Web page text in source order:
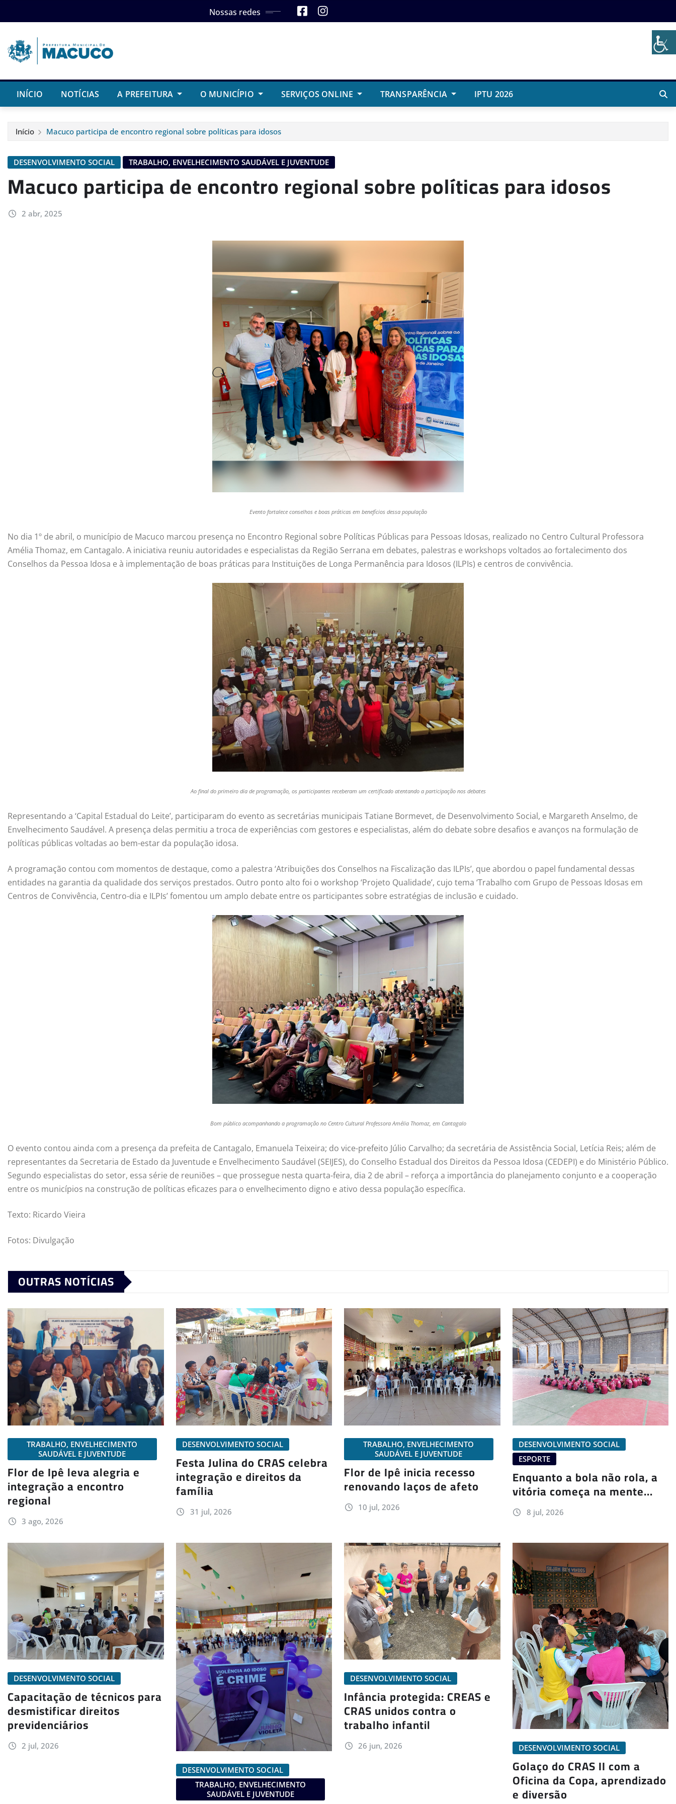
to
Nossas redes
INÍCIO NOTÍCIAS A PREFEITURA O MUNICÍPIO SERVIÇOS ONLINE TRANSPARÊNCIA IPTU 2026
Início Macuco participa de encontro regional sobre políticas para idosos
DESENVOLVIMENTO SOCIAL TRABALHO, ENVELHECIMENTO SAUDÁVEL E JUVENTUDE
Macuco participa de encontro regional sobre políticas para idosos
2 abr, 2025
Evento fortalece conselhos e boas práticas em benefícios dessa população
No dia 1º de abril, o município de Macuco marcou presença no Encontro Regional sobre Políticas Públicas para Pessoas Idosas, realizado no Centro Cultural Professora
Amélia Thomaz, em Cantagalo. A iniciativa reuniu autoridades e especialistas da Região Serrana em debates, palestras e workshops voltados ao fortalecimento dos
Conselhos da Pessoa Idosa e à implementação de boas práticas para Instituições de Longa Permanência para Idosos (ILPIs) e centros de convivência.
Ao final do primeiro dia de programação, os participantes receberam um certificado atentando a participação nos debates
Representando a ‘Capital Estadual do Leite’, participaram do evento as secretárias municipais Tatiane Bormevet, de Desenvolvimento Social, e Margareth Anselmo, de
Envelhecimento Saudável. A presença delas permitiu a troca de experiências com gestores e especialistas, além do debate sobre desafios e avanços na formulação de
políticas públicas voltadas ao bem-estar da população idosa.
A programação contou com momentos de destaque, como a palestra ‘Atribuições dos Conselhos na Fiscalização das ILPIs’, que abordou o papel fundamental dessas
entidades na garantia da qualidade dos serviços prestados. Outro ponto alto foi o workshop ‘Projeto Qualidade’, cujo tema ‘Trabalho com Grupo de Pessoas Idosas em
Centros de Convivência, Centro-dia e ILPIs’ fomentou um amplo debate entre os participantes sobre estratégias de inclusão e cuidado.
Bom público acompanhando a programação no Centro Cultural Professora Amélia Thomaz, em Cantagalo
O evento contou ainda com a presença da prefeita de Cantagalo, Emanuela Teixeira; do vice-prefeito Júlio Carvalho; da secretária de Assistência Social, Letícia Reis; além de
representantes da Secretaria de Estado da Juventude e Envelhecimento Saudável (SEIJES), do Conselho Estadual dos Direitos da Pessoa Idosa (CEDEPI) e do Ministério Público.
Segundo especialistas do setor, essa série de reuniões – que prossegue nesta quarta-feira, dia 2 de abril – reforça a importância do planejamento conjunto e a cooperação
entre os municípios na construção de políticas eficazes para o envelhecimento digno e ativo dessa população específica.
Texto: Ricardo Vieira
Fotos: Divulgação
OUTRAS NOTÍCIAS
TRABALHO, ENVELHECIMENTO
SAUDÁVEL E JUVENTUDE
Flor de Ipê leva alegria e
integração a encontro
regional
3 ago, 2026
DESENVOLVIMENTO SOCIAL
Festa Julina do CRAS celebra
integração e direitos da
família
31 jul, 2026
TRABALHO, ENVELHECIMENTO
SAUDÁVEL E JUVENTUDE
Flor de Ipê inicia recesso
renovando laços de afeto
10 jul, 2026
DESENVOLVIMENTO SOCIAL
ESPORTE
Enquanto a bola não rola, a
vitória começa na mente…
8 jul, 2026
DESENVOLVIMENTO SOCIAL
Capacitação de técnicos para
desmistificar direitos
previdenciários
2 jul, 2026
DESENVOLVIMENTO SOCIAL
TRABALHO, ENVELHECIMENTO
SAUDÁVEL E JUVENTUDE
DESENVOLVIMENTO SOCIAL
Infância protegida: CREAS e
CRAS unidos contra o
trabalho infantil
26 jun, 2026 DESENVOLVIMENTO SOCIAL
Golaço do CRAS II com a
Oficina da Copa, aprendizado
e diversão